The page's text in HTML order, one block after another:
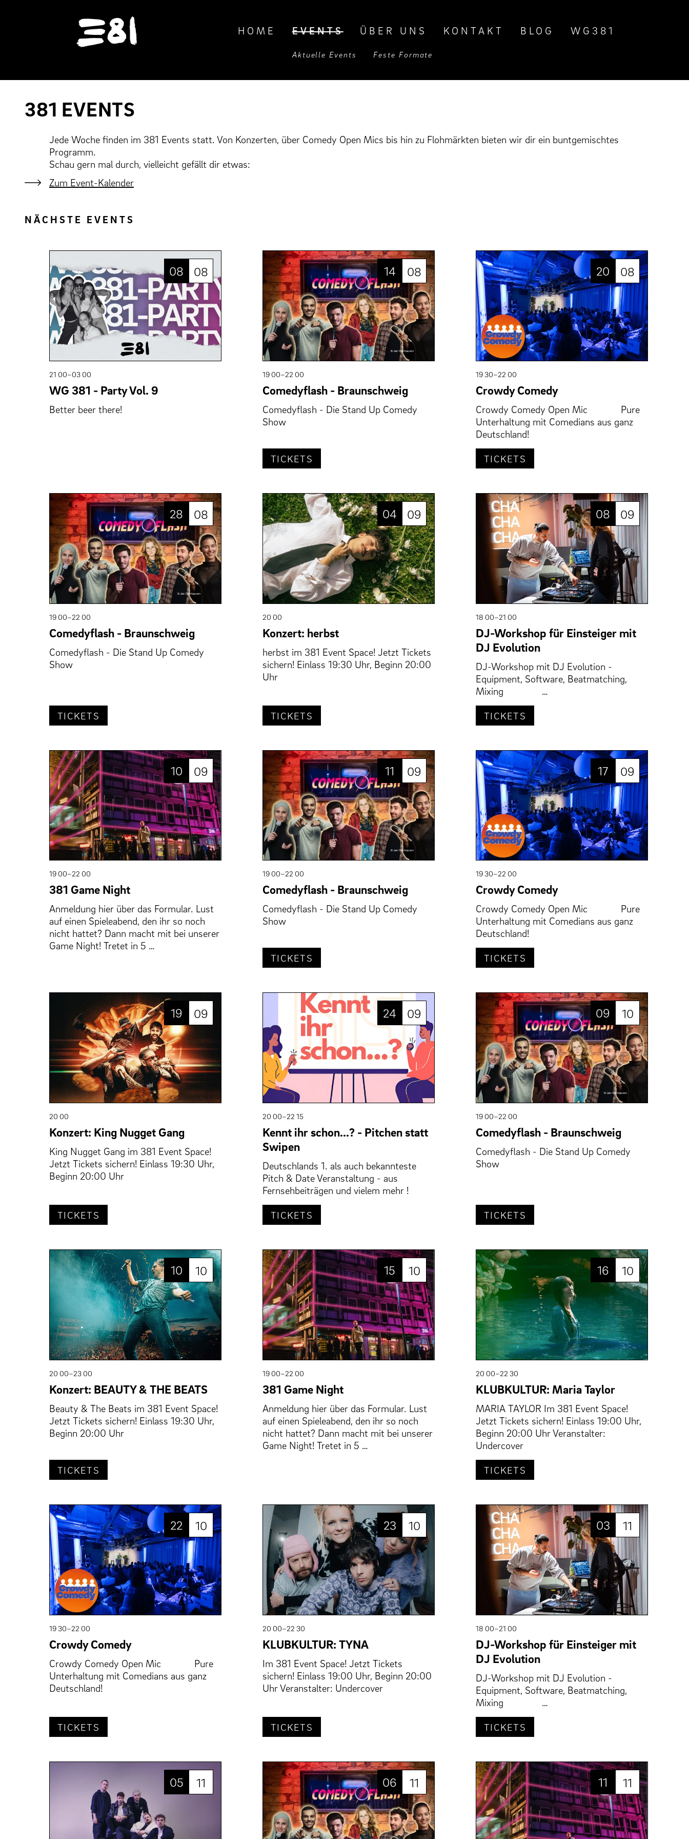
Startseite
NAVIGATION
HOME EVENTS
Aktuelle Events Feste Formate
ÜBER UNS KONTAKT BLOG WG381
381 EVENTS
Jede Woche finden im 381 Events statt. Von Konzerten, über Comedy Open Mics bis hin zu Flohmärkten bieten wir dir ein buntgemischtes
Programm.
Schau gern mal durch, vielleicht gefällt dir etwas:
Zum Event-Kalender
NÄCHSTE EVENTS
08 08
21 00–03 00
WG 381 - Party Vol. 9
Better beer there!
14 08
19 00–22 00
Comedyflash - Braunschweig
Comedyflash - Die Stand Up Comedy
Show
TICKETS
20 08
19 30–22 00
Crowdy Comedy
Crowdy Comedy Open Mic Pure
Unterhaltung mit Comedians aus ganz
Deutschland!
TICKETS
28 08
19 00–22 00
Comedyflash - Braunschweig
Comedyflash - Die Stand Up Comedy
Show
TICKETS
04 09
20 00
Konzert: herbst
herbst im 381 Event Space! Jetzt Tickets
sichern! Einlass 19:30 Uhr, Beginn 20:00
Uhr
TICKETS
08 09
18 00–21 00
DJ-Workshop für Einsteiger mit
DJ Evolution
DJ-Workshop mit DJ Evolution -
Equipment, Software, Beatmatching,
Mixing …
TICKETS
10 09
19 00–22 00
381 Game Night
Anmeldung hier über das Formular. Lust
auf einen Spieleabend, den ihr so noch
nicht hattet? Dann macht mit bei unserer
Game Night! Tretet in 5 …
11 09
19 00–22 00
Comedyflash - Braunschweig
Comedyflash - Die Stand Up Comedy
Show
TICKETS
17 09
19 30–22 00
Crowdy Comedy
Crowdy Comedy Open Mic Pure
Unterhaltung mit Comedians aus ganz
Deutschland!
TICKETS
19 09
20 00
Konzert: King Nugget Gang
King Nugget Gang im 381 Event Space!
Jetzt Tickets sichern! Einlass 19:30 Uhr,
Beginn 20:00 Uhr
TICKETS
24 09
20 00–22 15
Kennt ihr schon...? - Pitchen statt
Swipen
Deutschlands 1. als auch bekannteste
Pitch & Date Veranstaltung - aus
Fernsehbeiträgen und vielem mehr !
TICKETS
09 10
19 00–22 00
Comedyflash - Braunschweig
Comedyflash - Die Stand Up Comedy
Show
TICKETS
10 10
20 00–23 00
Konzert: BEAUTY & THE BEATS
Beauty & The Beats im 381 Event Space!
Jetzt Tickets sichern! Einlass 19:30 Uhr,
Beginn 20:00 Uhr
TICKETS
15 10
19 00–22 00
381 Game Night
Anmeldung hier über das Formular. Lust
auf einen Spieleabend, den ihr so noch
nicht hattet? Dann macht mit bei unserer
Game Night! Tretet in 5 …
16 10
20 00–22 30
KLUBKULTUR: Maria Taylor
MARIA TAYLOR Im 381 Event Space!
Jetzt Tickets sichern! Einlass 19:00 Uhr,
Beginn 20:00 Uhr Veranstalter:
Undercover
TICKETS
22 10
19 30–22 00
Crowdy Comedy
Crowdy Comedy Open Mic Pure
Unterhaltung mit Comedians aus ganz
Deutschland!
TICKETS
23 10
20 00–22 30
KLUBKULTUR: TYNA
Im 381 Event Space! Jetzt Tickets
sichern! Einlass 19:00 Uhr, Beginn 20:00
Uhr Veranstalter: Undercover
TICKETS
03 11
18 00–21 00
DJ-Workshop für Einsteiger mit
DJ Evolution
DJ-Workshop mit DJ Evolution -
Equipment, Software, Beatmatching,
Mixing …
TICKETS
05 11 06 11 11 11